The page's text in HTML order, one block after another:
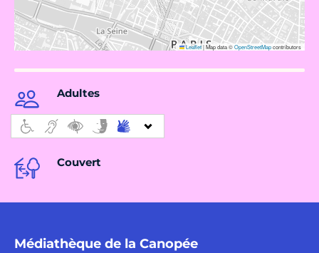
Leaflet|Map data ©OpenStreetMapcontributors
Adultes
Couvert
Médiathèque de la Canopée